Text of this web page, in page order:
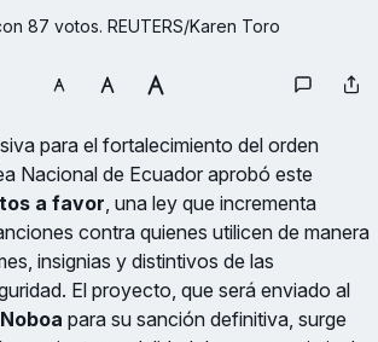
87 votos. REUTERS/Karen Toro
para el fortalecimiento del orden
Nacional de Ecuador aprobó este
a favor, una ley que incrementa
contra quienes utilicen de manera
insignias y distintivos de las
El proyecto, que será enviado al
para su sanción definitiva, surge